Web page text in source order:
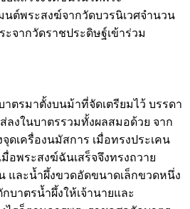
ย์แล้วจึงจัดขึ้นในวัดพระ
ต์พระสงฆ์จากวัดบวรนิเวศจำนวน
จากวัดราชประดิษฐ์เข้าร่วม
ตรมาตั้งบนม้าที่จัดเตรียมไว้ บรรดา
ลงในบาตรรวมทั้งผลสมอด้วย จาก
ดเครื่องนมัสการ เมื่อทรงประเคน
มื่อพระสงฆ์ฉันเสร็จจึงทรงถวาย
และน้ำผึ้งขวดอัดขนาดเล็กขวดหนึ่ง